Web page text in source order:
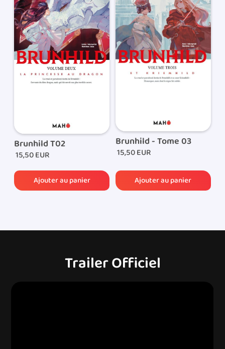
de livraisons sont de 5€.Concernant la Belgique, les
frais de ports sont de 8€.
Lorsque votre commande est expédiée, vous
recevrez par e-mail le lien de suivi de colis qui vous
permettra de suivre l’acheminement de votre
commande.
Brunhild T02
15,50 EUR
Brunhild - Tome 03
15,50 EUR
Trailer Officiel